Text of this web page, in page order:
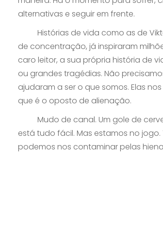
alternativas e seguir em frente.
Histórias de vida como as de
de concentração, já inspiraram
caro leitor, a sua própria história de
ou grandes tragédias. Não
ajudaram a ser o que somos. Elas
que é o oposto de alienação.
Mudo de canal. Um gole de
está tudo fácil. Mas estamos no
podemos nos contaminar pelas